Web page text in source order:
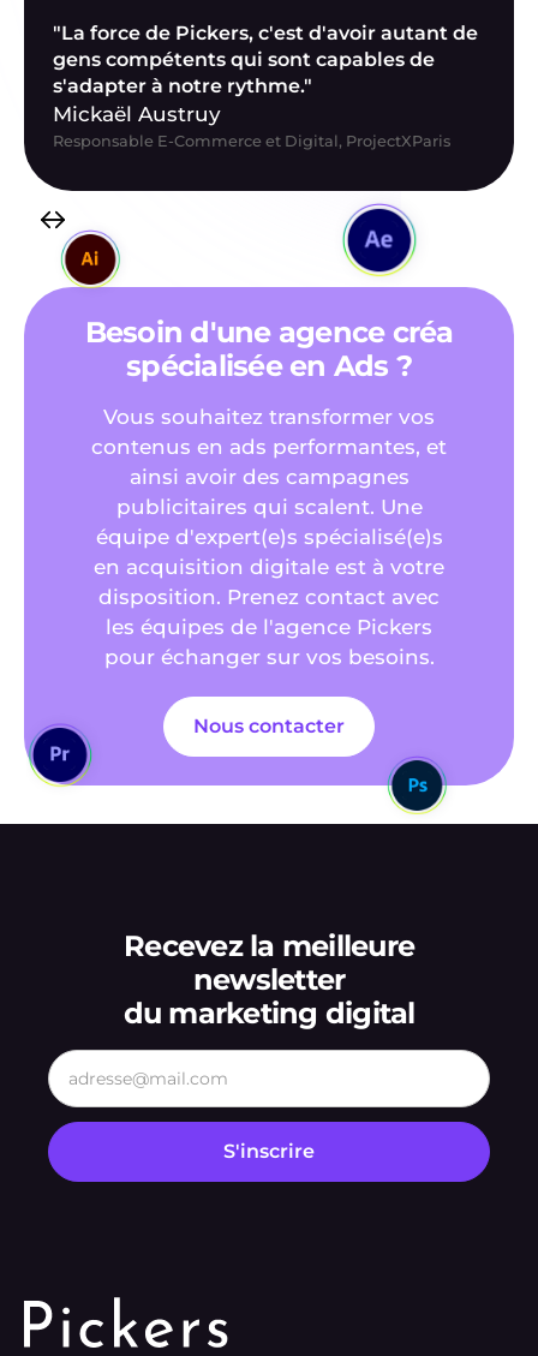
"La force de Pickers, c'est d'avoir autant de
gens compétents qui sont capables de
s'adapter à notre rythme."
Mickaël Austruy
Responsable E-Commerce et Digital, ProjectXParis
Besoin d'une agence créa
spécialisée en Ads ?
Vous souhaitez transformer vos
contenus en ads performantes, et
ainsi avoir des campagnes
publicitaires qui scalent. Une
équipe d'expert(e)s spécialisé(e)s
en acquisition digitale est à votre
disposition. Prenez contact avec
les équipes de l'agence Pickers
pour échanger sur vos besoins.
Nous contacter
Recevez la meilleure
newsletter
du marketing digital